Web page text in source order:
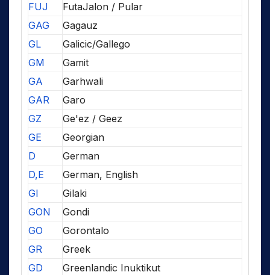
FUJ
FutaJalon / Pular
GAG
Gagauz
GL
Galicic/Gallego
GM
Gamit
GA
Garhwali
GAR
Garo
GZ
Ge'ez / Geez
GE
Georgian
D
German
D,E
German, English
GI
Gilaki
GON
Gondi
GO
Gorontalo
GR
Greek
GD
Greenlandic Inuktikut